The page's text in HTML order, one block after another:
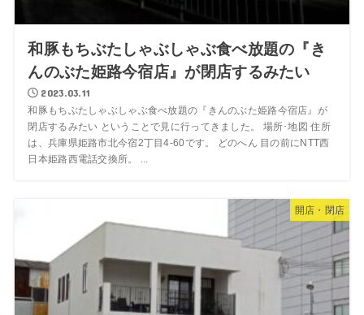
和豚もちぶたしゃぶしゃぶ食べ放題の『き
んのぶた姫路今宿店』が閉店するみたい
2023.03.11
和豚もちぶたしゃぶしゃぶ食べ放題の『きんのぶた姫路今宿店』が
閉店するみたい ということで見に行ってきました。 場所･地図 住所
は、兵庫県姫路市北今宿2丁目4-60です。 どのへん 目の前にNTT西
日本姫路西電話交換所。 ...
開店・閉店